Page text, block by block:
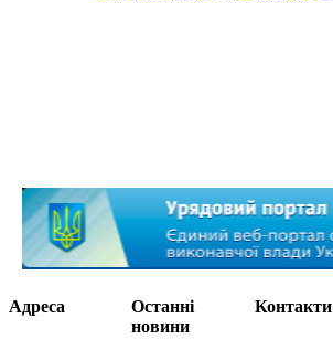
Адреса
Останні
новини
Контакти